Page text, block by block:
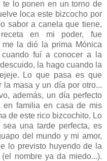
lo ponen en un torno de
loca este bizcocho por
sabor a canela que tiene,
en mi poder, fue
me la dió la prima Mónica
fuí a conocer a la
la hago cuando la
Lo que pasa es que
la masa y un día por otro...
además, un día perfecto
en familia en casa de mis
de este rico bizcochito. Lo
una tarde perfecta, es
del mundo y mi amor,
lo previsto huyendo de la
nombre ya da miedo...).